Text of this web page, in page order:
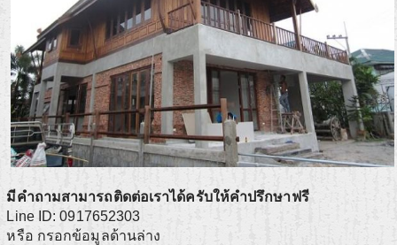
มีคำถามสามารถติดต่อเราได้ครับให้คำปรึกษาฟรี
Line ID: 0917652303
หรือ กรอกข้อมูลด้านล่าง